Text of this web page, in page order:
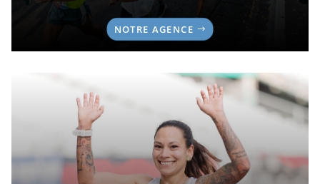
NOTRE AGENCE